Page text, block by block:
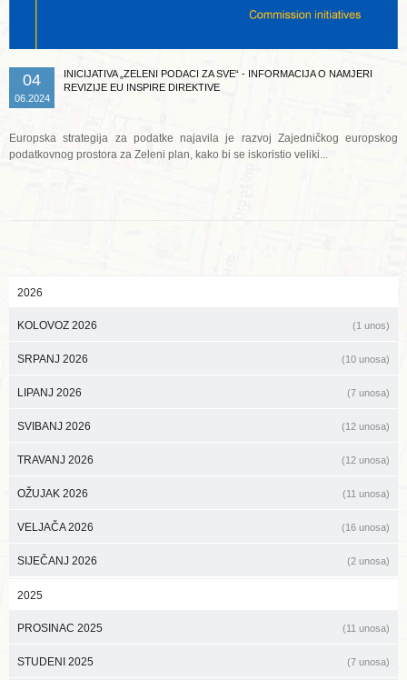
04
06.2024
INICIJATIVA „ZELENI PODACI ZA SVE“ - INFORMACIJA O NAMJERI
REVIZIJE EU INSPIRE DIREKTIVE
Europska strategija za podatke najavila je razvoj Zajedničkog europskog
podatkovnog prostora za Zeleni plan, kako bi se iskoristio veliki...
2026
KOLOVOZ 2026 (1 unos)
SRPANJ 2026 (10 unosa)
LIPANJ 2026 (7 unosa)
SVIBANJ 2026 (12 unosa)
TRAVANJ 2026 (12 unosa)
OŽUJAK 2026 (11 unosa)
VELJAČA 2026 (16 unosa)
SIJEČANJ 2026 (2 unosa)
2025
PROSINAC 2025 (11 unosa)
STUDENI 2025 (7 unosa)